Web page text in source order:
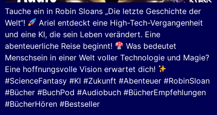
Tauche ein in Robin Sloans „Die letzte Geschichte der
Welt“!
Ariel entdeckt eine High-Tech-Vergangenheit
und eine KI, die sein Leben verändert. Eine
abenteuerliche Reise beginnt!
Was bedeutet
Menschsein in einer Welt voller Technologie und Magie?
Eine hoffnungsvolle Vision erwartet dich!
#ScienceFantasy #KI #Zukunft #Abenteuer #RobinSloan
#Bücher #BuchPod #Audiobuch #BücherEmpfehlungen
#BücherHören #Bestseller